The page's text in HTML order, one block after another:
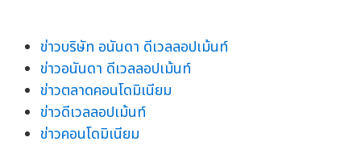
ข่าวบริษัท อนันดา ดีเวลลอปเม้นท์
ข่าวอนันดา ดีเวลลอปเม้นท์
ข่าวตลาดคอนโดมิเนียม
ข่าวดีเวลลอปเม้นท์
ข่าวคอนโดมิเนียม